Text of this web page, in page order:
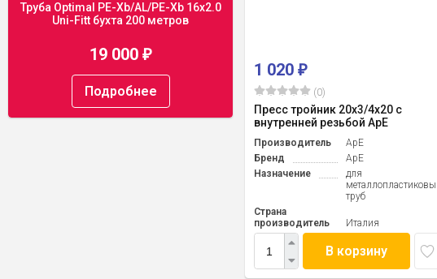
Труба Optimal PE-Xb/AL/PE-Xb 16x2.0
Uni-Fitt бухта 200 метров
19 000 ₽
Подробнее
1 020₽
(0)
Пресс тройник 20x3/4x20 с
внутренней резьбой ApE
Производитель
ApE
Бренд
ApE
Назначение
для
металлопластиковых
труб
Страна
производитель
Италия
В корзину